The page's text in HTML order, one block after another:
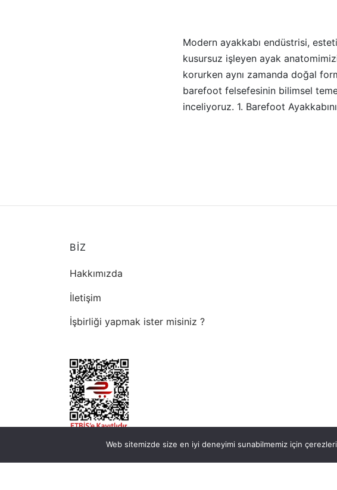
Modern ayakkabı endüstrisi,
kusursuz işleyen ayak anatomimizi
korurken aynı zamanda doğal
barefoot felsefesinin bilimsel
inceliyoruz. 1. Barefoot
BİZ
Hakkımızda
İletişim
İşbirliği yapmak ister misiniz ?
Web sitemizde size en iyi deneyimi sunabilmemiz için